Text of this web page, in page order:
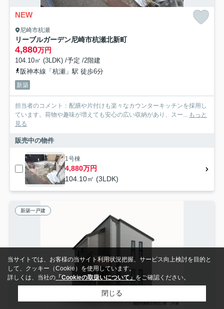
NEW
尼崎市杭瀬
リーブルガーデン尼崎市杭瀬北新町
4,880万円
104.10㎡ (3LDK) /予定 /2階建
阪神本線「杭瀬」駅 徒歩6分
新築
担当者のコメント：配膳や片付けも楽々なカウンターキッチンを採用し
ています。荷物や趣味が増えても安心の広い収納があり、スー...
もっと
見る
販売中の物件
1号棟
4,880万円
104.10㎡ (3LDK)
新築一戸建
当サイトでは、お客様の当サイト利用状況把握、サービス向上検討を目的と
して、クッキー（Cookie）を使用しています。
詳しくは、当社の 「Cookieの取扱いについて」 をご確認ください。
閉じる